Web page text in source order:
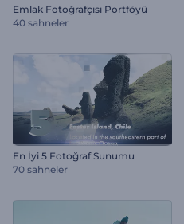
Emlak Fotoğrafçısı Portföyü
40 sahneler
En İyi 5 Fotoğraf Sunumu
70 sahneler